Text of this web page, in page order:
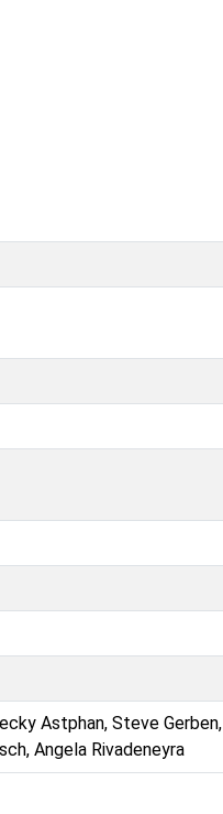
Astphan, Steve Gerben,
Angela Rivadeneyra